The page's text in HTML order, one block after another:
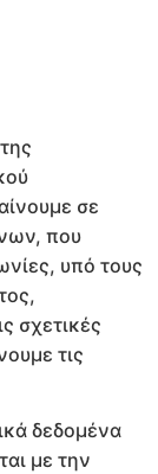
σε
που
υπό τους
σχετικές
τις
δεδομένα
με την